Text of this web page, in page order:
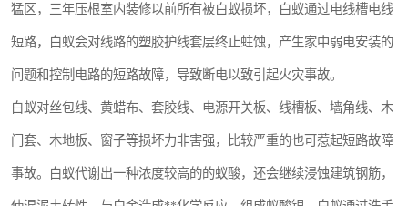
猛区，三年压根室内装修以前所有被白蚁损坏，白蚁通过电线槽电线
短路，白蚁会对线路的塑胶护线套层终止蛀蚀，产生家中弱电安装的
问题和控制电路的短路故障，导致断电以致引起火灾事故。
白蚁对丝包线、黄蜡布、套胶线、电源开关板、线槽板、墙角线、木
门套、木地板、窗子等损坏力非害强，比较严重的也可惹起短路故障
事故。白蚁代谢出一种浓度较高的的蚁酸，还会继续浸蚀建筑钢筋，